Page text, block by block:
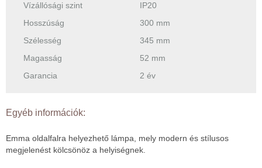
Vízállósági szint
IP20
Hosszúság
300 mm
Szélesség
345 mm
Magasság
52 mm
Garancia
2 év
Egyéb információk:
Emma oldalfalra helyezhető lámpa, mely modern és stílusos
megjelenést kölcsönöz a helyiségnek.